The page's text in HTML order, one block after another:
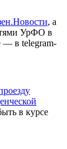
, а
УрФО в
— в telegram-
в курсе